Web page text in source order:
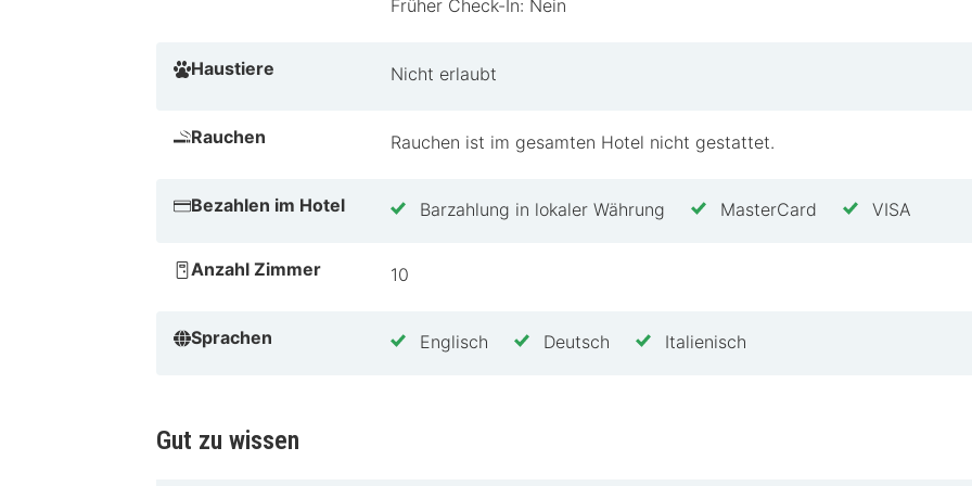
eine malerische Umgebung. Ideal für einen aktiven Urlaub mit Nähe zu Wander- und
Früher Check-In: Nein
Haustiere Nicht erlaubt
Rauchen Rauchen ist im gesamten Hotel nicht gestattet.
Bezahlen im Hotel Barzahlung in lokaler Währung MasterCard VISA
Anzahl Zimmer 10
Sprachen Englisch Deutsch Italienisch
Gut zu wissen